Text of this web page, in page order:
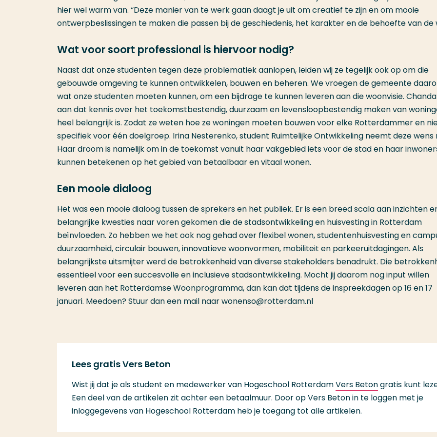
hier wel warm van. “Deze manier van te werk gaan daagt je uit om creatief te zijn en om mooie
ontwerpbeslissingen te maken die passen bij de geschiedenis, het karakter en de behoefte van de
Wat voor soort professional is hiervoor nodig?
Naast dat onze studenten tegen deze problematiek aanlopen, leiden wij ze tegelijk ook op om die
gebouwde omgeving te kunnen ontwikkelen, bouwen en beheren. We vroegen de gemeente
wat onze studenten moeten kunnen, om een bijdrage te kunnen leveren aan die woonvisie.
aan dat kennis over het toekomstbestendig, duurzaam en levensloopbestendig maken van
heel belangrijk is. Zodat ze weten hoe ze woningen moeten bouwen voor elke Rotterdammer en
specifiek voor één doelgroep. Irina Nesterenko, student Ruimtelijke Ontwikkeling neemt deze wens
Haar droom is namelijk om in de toekomst vanuit haar vakgebied iets voor de stad en haar
kunnen betekenen op het gebied van betaalbaar en vitaal wonen.
Een mooie dialoog
Het was een mooie dialoog tussen de sprekers en het publiek. Er is een breed scala aan inzichten
belangrijke kwesties naar voren gekomen die de stadsontwikkeling en huisvesting in Rotterdam
beïnvloeden. Zo hebben we het ook nog gehad over flexibel wonen, studentenhuisvesting en
duurzaamheid, circulair bouwen, innovatieve woonvormen, mobiliteit en parkeeruitdagingen. Als
belangrijkste uitsmijter werd de betrokkenheid van diverse stakeholders benadrukt. Die
essentieel voor een succesvolle en inclusieve stadsontwikkeling. Mocht jij daarom nog input willen
leveren aan het Rotterdamse Woonprogramma, dan kan dat tijdens de inspreekdagen op 16 en 17
januari. Meedoen? Stuur dan een mail naarwonenso@rotterdam.nl
Lees gratis Vers Beton
Wist jij dat je als student en medewerker van Hogeschool RotterdamVers Betongratis kunt
Een deel van de artikelen zit achter een betaalmuur. Door op Vers Beton in te loggen met je
inloggegevens van Hogeschool Rotterdam heb je toegang tot alle artikelen.